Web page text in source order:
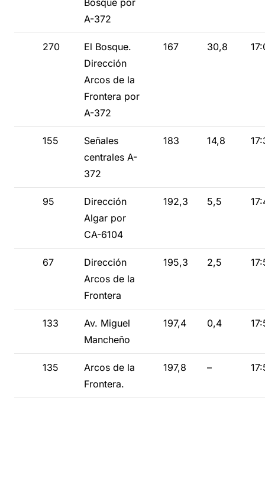
Bosque por
A-372
270
El Bosque.
Dirección
Arcos de la
Frontera por
A-372
167 30,8
155
Señales
centrales A-
372
183 14,8
95
Dirección
Algar por
CA-6104
192,3 5,5
67
Dirección
Arcos de la
Frontera
195,3 2,5
133
Av. Miguel
Mancheño
197,4 0,4
135
Arcos de la
Frontera.
197,8 –